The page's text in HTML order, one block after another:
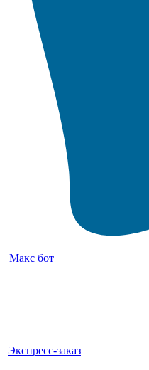
Макс бот
Экспресс-заказ